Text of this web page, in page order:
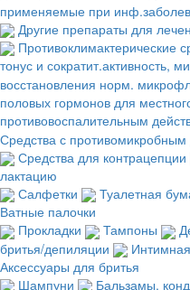
применяемые при
Другие препараты для
Противоклимактерические
тонус и сократит.активность,
восстановления норм.
половых гормонов для
противовоспалительным
Средства с
Средства для контрацепции
лактацию
Салфетки
Туалетная
Ватные палочки
Прокладки
Тампоны
бритья/депиляции
Аксессуары для бритья
Шампуни
Бальзамы,